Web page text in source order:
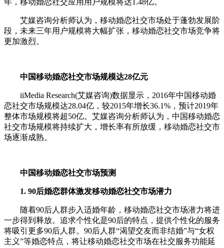
年，移动婚恋社交应用用户规模将达1.48亿。
艾媒咨询分析师认为，移动婚恋社交市场处于蓬勃发展阶
段，未来三年用户规模将大幅扩张，移动婚恋社交市场竞争将
更加激烈。
中国移动婚恋社交市场规模达28亿元
iiMedia Research(艾媒咨询)数据显示，2016年中国移动婚
恋社交市场规模达28.04亿，较2015年增长36.1%，预计2019年
整体市场规模将超50亿。艾媒咨询分析师认为，中国移动婚恋
社交市场规模将持续扩大，增长率有所放缓，移动婚恋社交市
场逐渐成熟。
中国移动婚恋社交市场预测
1. 90后婚恋群体激发移动婚恋社交市场潜力
随着90后人群步入适婚年龄，移动婚恋社交市场潜力将进
一步得到释放。追求个性化是90后的特点，提供个性化的服务
将吸引更多90后人群。90后人群“渴望交友而非结婚”与“女权
主义”等婚恋特点，将让移动婚恋社交市场在社交服务功能延